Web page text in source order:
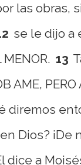
las obras,
se le dijo a
MENOR. 13
AME, PERO
diremos
Dios? ¡De
dice a